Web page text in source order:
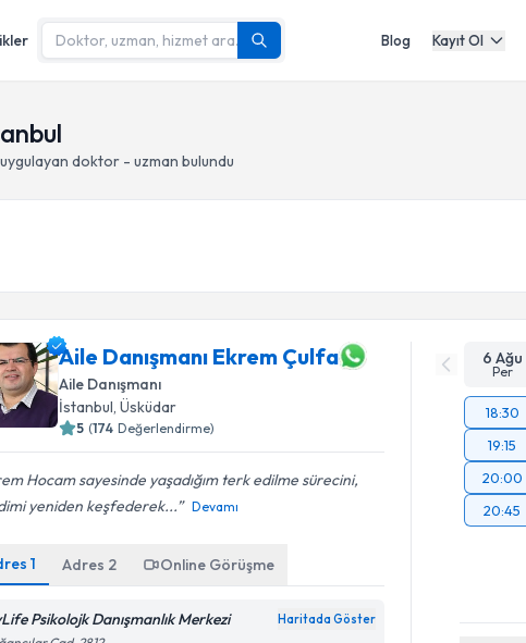
Blog Kayıt Ol
uygulayan doktor - uzman bulundu
Aile Danışmanı Ekrem Çulfa
Aile Danışmanı
İstanbul, Üsküdar
5 (174 Değerlendirme)
Hocam sayesinde yaşadığım terk edilme sürecini,
yeniden keşfederek...
Devamı
1 Adres 2 Online Görüşme
Psikolojk Danışmanlık Merkezi Haritada Göster
6 Ağu
Per
18:30
19:15
20:00
20:45